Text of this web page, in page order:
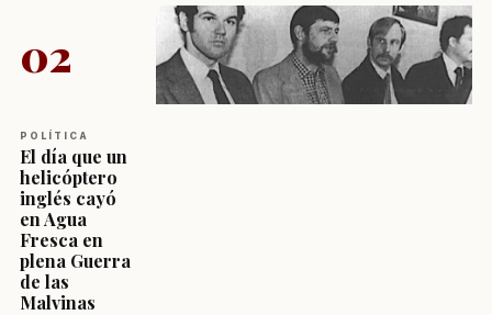
02
POLÍTICA
El día que un
helicóptero
inglés cayó
en Agua
Fresca en
plena Guerra
de las
Malvinas